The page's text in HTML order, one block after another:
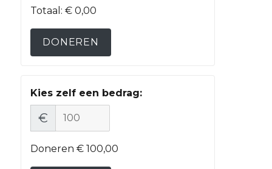
Totaal:€ 0,00
DONEREN
Kies zelf een bedrag:
€
Doneren€ 100,00